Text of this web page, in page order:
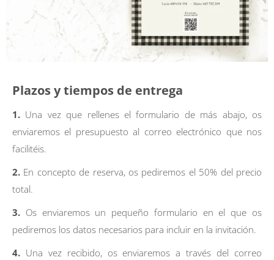
Plazos y tiempos de entrega
1. Una vez que rellenes el formulario de más abajo, os
enviaremos el presupuesto al correo electrónico que nos
facilitéis.
2. En concepto de reserva, os pediremos el 50% del precio
total.
3. Os enviaremos un pequeño formulario en el que os
pediremos los datos necesarios para incluir en la invitación.
4. Una vez recibido, os enviaremos a través del correo